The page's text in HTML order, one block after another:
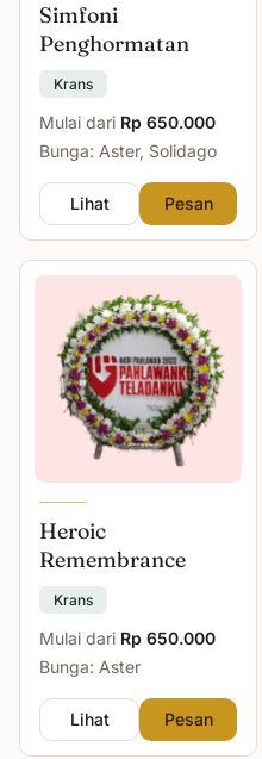
Simfoni
Penghormatan
Krans
Mulai dari Rp 650.000
Bunga: Aster, Solidago
Lihat Pesan
Heroic
Remembrance
Krans
Mulai dari Rp 650.000
Bunga: Aster
Lihat Pesan